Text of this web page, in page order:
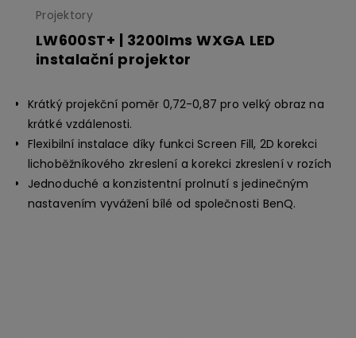
Projektory
LW600ST+ | 3200lms WXGA LED
instalační projektor
Krátký projekční poměr 0,72-0,87 pro velký obraz na
krátké vzdálenosti.
Flexibilní instalace díky funkci Screen Fill, 2D korekci
lichoběžníkového zkreslení a korekci zkreslení v rozích
Jednoduché a konzistentní prolnutí s jedinečným
nastavením vyvážení bílé od společnosti BenQ.